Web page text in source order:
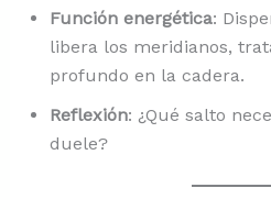
Función energética:
libera los meridianos,
profundo en la cadera.
Reflexión: ¿Qué salto
duele?